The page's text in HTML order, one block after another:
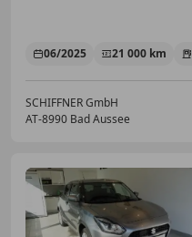
06/2025 21 000 km
SCHIFFNER GmbH
AT-8990 Bad Aussee